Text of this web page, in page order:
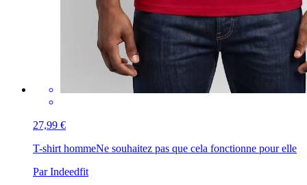
27,99 €
T-shirt hommeNe souhaitez pas que cela fonctionne pour elle
Par Indeedfit